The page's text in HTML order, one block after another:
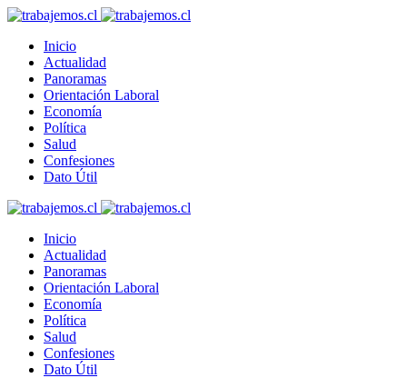
Inicio
Actualidad
Panoramas
Orientación Laboral
Economía
Política
Salud
Confesiones
Dato Útil
Inicio
Actualidad
Panoramas
Orientación Laboral
Economía
Política
Salud
Confesiones
Dato Útil